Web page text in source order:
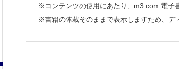
管理型医療
アメリカの
DPCに基づ
第11章 医
病院の設立主体と入院診療・外来診療の機能
外来診療の評価とDPCデータ
※コンテンツの使用にあたり、m3.com 電子
※書籍の体裁そのままで表示しますため、デ